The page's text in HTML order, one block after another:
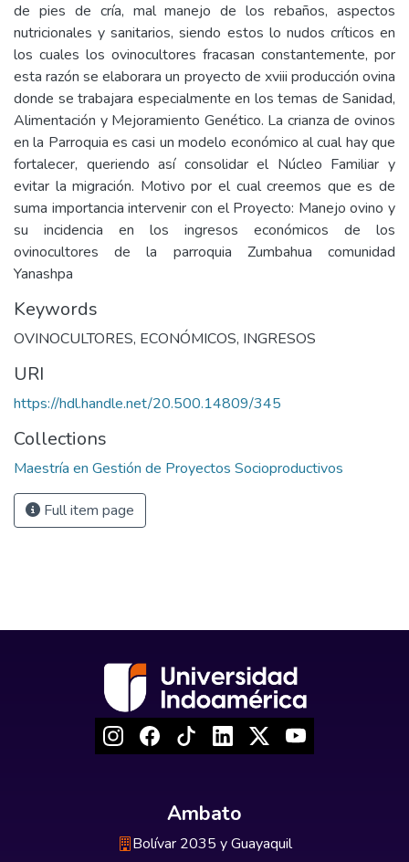
de pies de cría, mal manejo de los rebaños, aspectos
nutricionales y sanitarios, siendo estos lo nudos críticos en
los cuales los ovinocultores fracasan constantemente, por
esta razón se elaborara un proyecto de xviii producción ovina
donde se trabajara especialmente en los temas de Sanidad,
Alimentación y Mejoramiento Genético. La crianza de ovinos
en la Parroquia es casi un modelo económico al cual hay que
fortalecer, queriendo así consolidar el Núcleo Familiar y
evitar la migración. Motivo por el cual creemos que es de
suma importancia intervenir con el Proyecto: Manejo ovino y
su incidencia en los ingresos económicos de los
ovinocultores de la parroquia Zumbahua comunidad
Yanashpa
Keywords
OVINOCULTORES, ECONÓMICOS, INGRESOS
URI
https://hdl.handle.net/20.500.14809/345
Collections
Maestría en Gestión de Proyectos Socioproductivos
Full item page
Ambato
Bolívar 2035 y Guayaquil